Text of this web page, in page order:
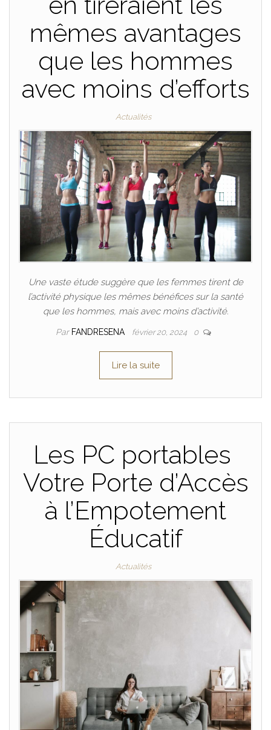
mêmes avantages
que les hommes
avec moins d’efforts
Actualités
Une vaste étude suggère que les femmes tirent de
l’activité physique les mêmes bénéfices sur la santé
que les hommes, mais avec moins d’activité.
Par FANDRESENA février 20, 2024 0
Lire la suite
Les PC portables
Votre Porte d’Accès
à l’Empotement
Éducatif
Actualités